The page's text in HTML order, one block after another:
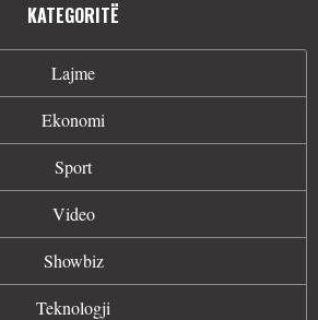
KATEGORITË
Lajme
Ekonomi
Sport
Video
Showbiz
Teknologji